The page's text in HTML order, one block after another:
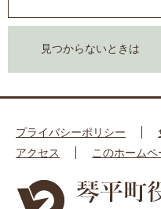
見つからないときは
プライバシーポリシー
アクセス
このホーム